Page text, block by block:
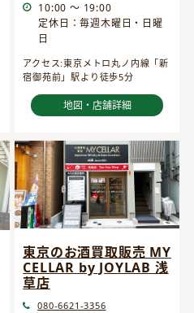
10:00 ～ 19:00
定休日：毎週木曜日・日曜
日
アクセス:東京メトロ丸ノ内線「新
宿御苑前」駅より徒歩5分
地図・店舗詳細
東京のお酒買取販売 MY
CELLAR by JOYLAB 浅
草店
080-6621-3356